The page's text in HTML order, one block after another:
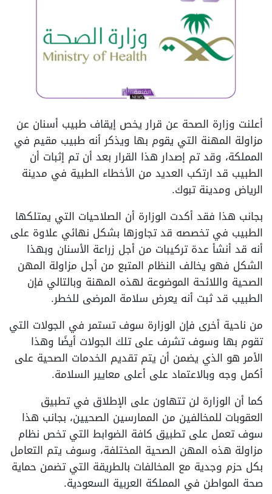
أعلنت وزارة الصحة عن قرار يخص إيقاف طبيب أسنان عن
مزاولة المهنة التي يقوم بها ويذكر أنه طبيب مقيم في
المملكة، وقد تم إصدار هذا القرار بعد أن تم إثبات أن
الطبيب قد ارتكب العديد من الأخطاء الطبية في مدينة
الرياض ومدينة تبوك.
بجانب هذا فقد أكدت الوزارة أن الصلاحيات التي يمتلكها
الطبيب في تخصصه قد تجاوزها بشكل نهائي علاوة على
أنه قد أنشأ عدة تركيبات من أجل زراعة الأسنان وبهذا
الشكل فهو يخالف النظام المتبع من أجل مزاولة المهن
الصحية واللائحة الموضوعة لهذه المهنة وبالتالي فإن
الطبيب قد ثبت أنه يعرض سلامة المرضى للخطر.
من ناحية أخرى فإن الوزارة سوف تستمر في الجولات التي
تقوم بها وسوف تشرف على تلك الجولات أيضًا وهذا
الأمر هو الذي يضمن أن يتم تقديم الخدمات الصحية على
أكمل وجه وبالاعتماد على أعلى معايير السلامة.
كما أن الوزارة لن تتهاون على الإطلاق في تطبيق
العقوبات للمخالفين من الممارسين الصحيين، بجانب هذا
سوف تعمل على تطبيق كافة الضوابط التي تخص نظام
مزاولة هذه المهن الصحية المختلفة، وسوف يتم التعامل
بكل حزم وجدية مع المخالفات بالطريقة التي تضمن حماية
صحة المواطن في المملكة العربية السعودية.